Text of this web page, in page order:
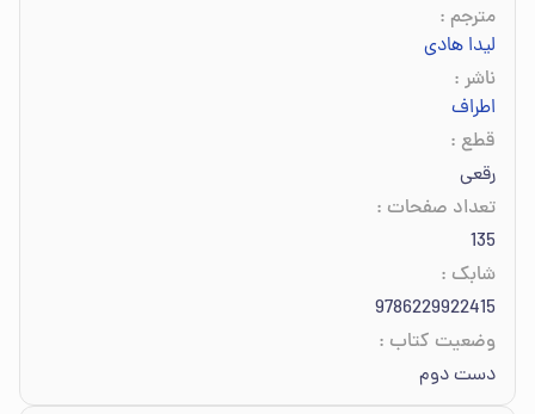
مترجم :
لیدا هادی
ناشر :
اطراف
قطع :
رقعی
تعداد صفحات :
135
شابک :
9786229922415
وضعیت کتاب :
دست دوم